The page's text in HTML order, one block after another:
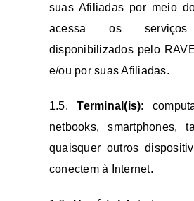
suas Afiliadas por meio
acessa os
disponibilizados pelo
e/ou por suas Afiliadas.
1.5.Terminal(is):
netbooks, smartphones,
quaisquer outros
conectem à Internet.